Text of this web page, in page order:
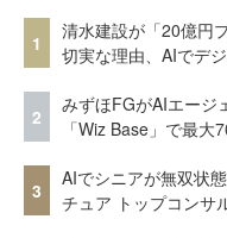
1
清水建設が「20億円
切実な理由、AIでデ
2
みずほFGがAIエージ
「Wiz Base」で最大
3
AIでシニアが無双状
チュア トップコンサ